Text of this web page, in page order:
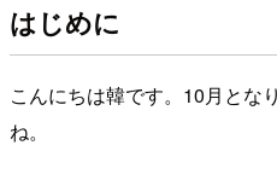
はじめに
こんにちは韓です。10月とな
ね。